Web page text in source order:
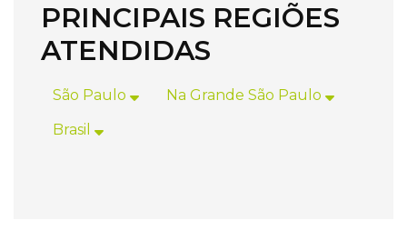
PRINCIPAIS REGIÕES
ATENDIDAS
São Paulo
Na Grande São Paulo
Brasil